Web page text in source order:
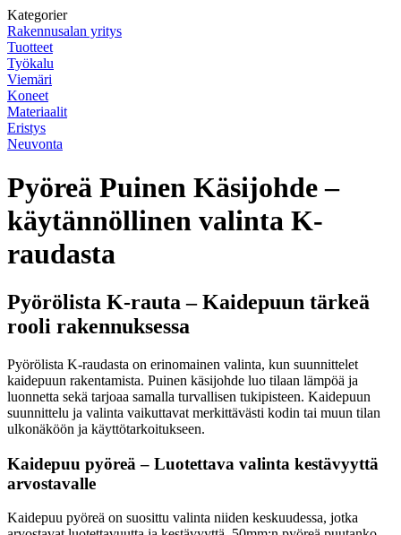
Kategorier
Rakennusalan yritys
Tuotteet
Työkalu
Viemäri
Koneet
Materiaalit
Eristys
Neuvonta
Pyöreä Puinen Käsijohde –
käytännöllinen valinta K-
raudasta
Pyörölista K-rauta – Kaidepuun tärkeä
rooli rakennuksessa
Pyörölista K-raudasta on erinomainen valinta, kun suunnittelet
kaidepuun rakentamista. Puinen käsijohde luo tilaan lämpöä ja
luonnetta sekä tarjoaa samalla turvallisen tukipisteen. Kaidepuun
suunnittelu ja valinta vaikuttavat merkittävästi kodin tai muun tilan
ulkonäköön ja käyttötarkoitukseen.
Kaidepuu pyöreä – Luotettava valinta kestävyyttä
arvostavalle
Kaidepuu pyöreä on suosittu valinta niiden keskuudessa, jotka